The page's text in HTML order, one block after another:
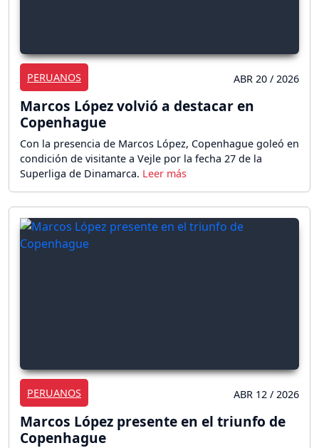
PERUANOS ABR 20 / 2026
Marcos López volvió a destacar en
Copenhague
Con la presencia de Marcos López, Copenhague goleó en
condición de visitante a Vejle por la fecha 27 de la
Superliga de Dinamarca.
PERUANOS ABR 12 / 2026
Marcos López presente en el triunfo de
Copenhague